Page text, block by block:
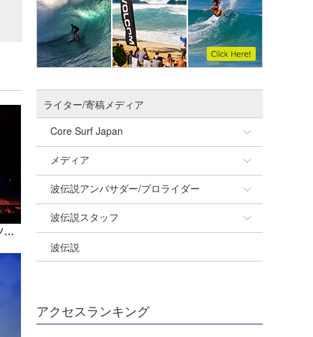
MASAのウラナミ『ジャック・ジョンソン、サーフィン』
ライター/寄稿メディア
Core Surf Japan
Naoya Kimoto
mitsuteru Kamio
Yasunari Inoue
Yoshiyuki Obata
DELTA FORCE SURF
メディア
SURFMEDIA
Colors MAGAZINE
WAVAL
波伝説アンバサダー/プロライダー
福島寿実子
中浦“JET”章
進士剛光
波伝説スタッフ
☆加藤
Aichan
波伝説
アクセスランキング